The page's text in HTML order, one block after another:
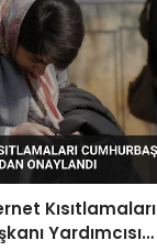
Kısıtlamaları
Yardımcısı